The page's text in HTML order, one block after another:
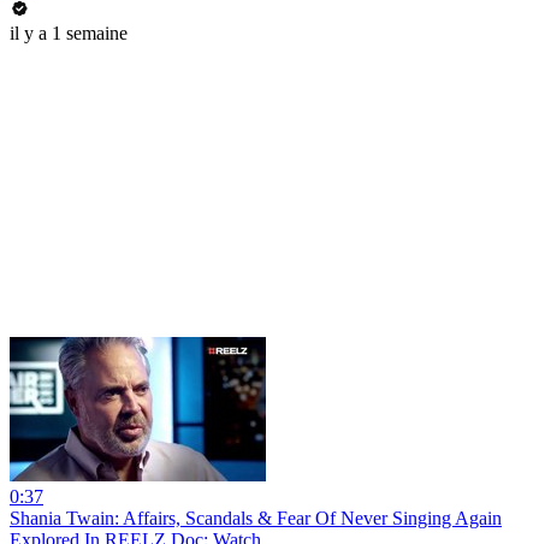
il y a 1 semaine
0:37
Shania Twain: Affairs, Scandals & Fear Of Never Singing Again